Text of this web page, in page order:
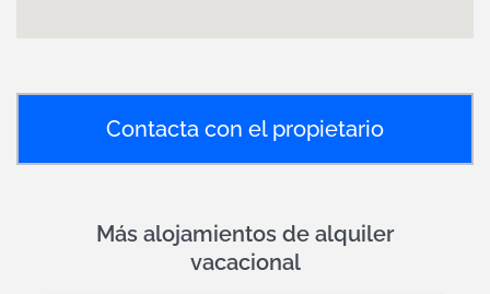
Contacta con el propietario
Más alojamientos de alquiler
vacacional